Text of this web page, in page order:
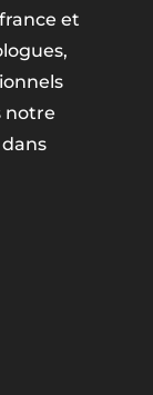
et
notre